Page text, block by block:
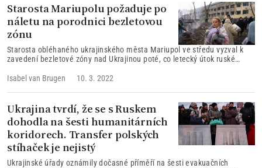
Starosta Mariupolu požaduje po
náletu na porodnici bezletovou
zónu
Starosta obléhaného ukrajinského města Mariupol ve středu vyzval k
zavedení bezletové zóny nad Ukrajinou poté, co letecký útok ruské
Pavel Kirilenko komentuje škody a množství zraněných...
Isabel van Brugen 10. 3. 2022
Ukrajina tvrdí, že se s Ruskem
dohodla na šesti humanitárních
koridorech. Transfer polských
stíhaček je nejistý
Ukrajinské úřady oznámily dočasné příměří na šesti evakuačních